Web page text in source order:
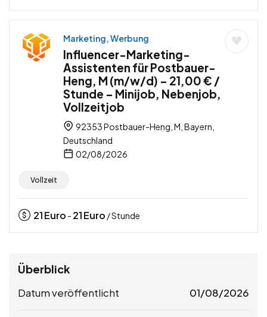
Marketing, Werbung
Influencer-Marketing-
Assistenten für Postbauer-
Heng, M (m/w/d) – 21,00 € /
Stunde – Minijob, Nebenjob,
Vollzeitjob
92353 Postbauer-Heng, M, Bayern,
Deutschland
02/08/2026
Vollzeit
21Euro - 21Euro / Stunde
Überblick
Datum veröffentlicht 01/08/2026